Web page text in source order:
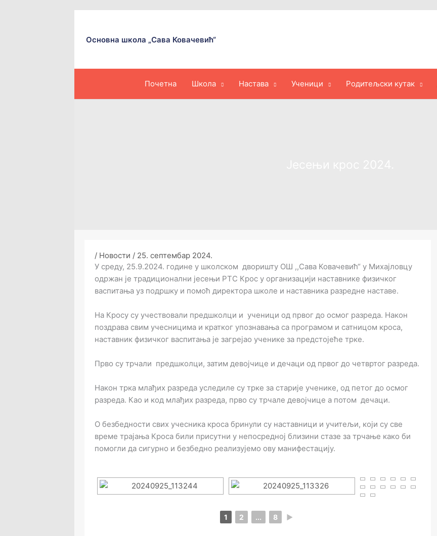
Основна школа „Сава Ковачевић“
Почетна Школа Настава Ученици Родитељски кутак
/ Новости / 25. септембар 2024.
У среду, 25.9.2024. године у школском дворишту ОШ ,,Сава Ковачевић“ у Михајловцу
одржан је традиционални јесењи РТС Крос у организацији наставнике физичког
васпитања уз подршку и помоћ директора школе и наставника разредне наставе.
На Кросу су учествовали предшколци и ученици од првог до осмог разреда. Након
поздрава свим учесницима и кратког упознавања са програмом и сатницом кроса,
наставник физичког васпитања је загрејао ученике за предстојеће трке.
Прво су трчали предшколци, затим девојчице и дечаци од првог до четвртог разреда.
Након трка млађих разреда уследиле су трке за старије ученике, од петог до осмог
разреда. Као и код млађих разреда, прво су трчале девојчице а потом дечаци.
О безбедности свих учесника кроса бринули су наставници и учитељи, који су све
време трајања Кроса били присутни у непосредној близини стазе за трчање како би
помогли да сигурно и безбедно реализујемо ову манифестацију.
1 2 ... 8 ►